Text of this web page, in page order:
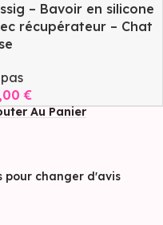
– Bavoir en silicone
récupérateur – Chat
€
Au Panier
pour changer d'avis